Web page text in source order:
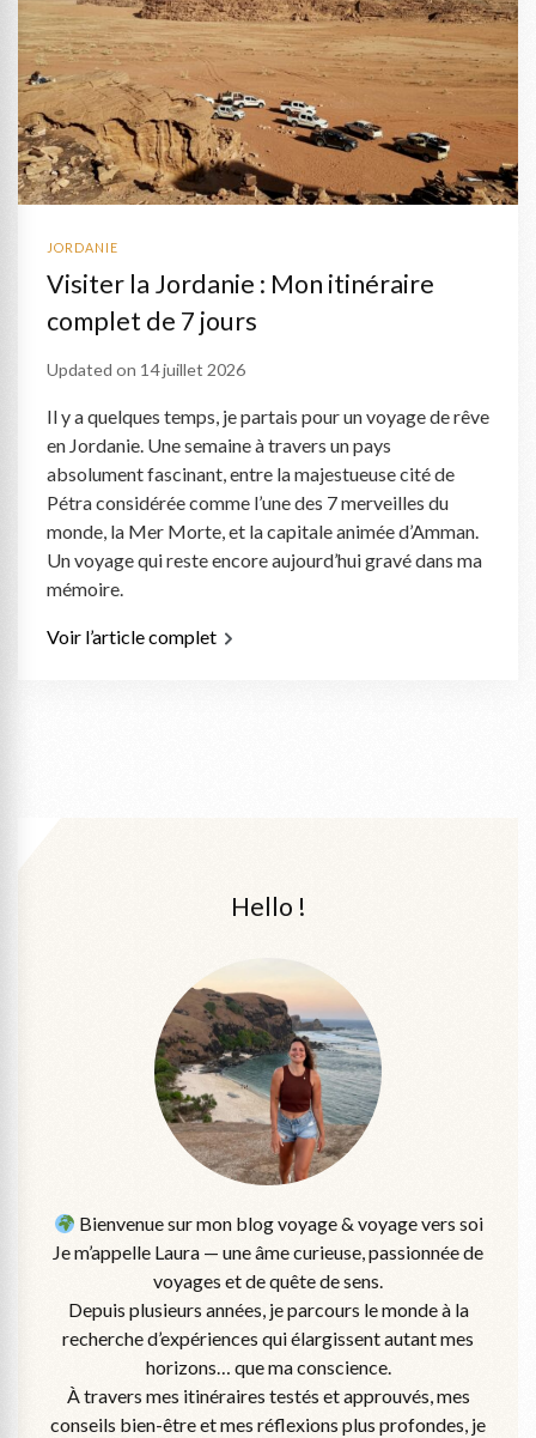
JORDANIE
Visiter la Jordanie : Mon itinéraire
complet de 7 jours
Updated on 14 juillet 2026
Il y a quelques temps, je partais pour un voyage de rêve
en Jordanie. Une semaine à travers un pays
absolument fascinant, entre la majestueuse cité de
Pétra considérée comme l’une des 7 merveilles du
monde, la Mer Morte, et la capitale animée d’Amman.
Un voyage qui reste encore aujourd’hui gravé dans ma
mémoire.
Voir l’article complet
Hello !
Bienvenue sur mon blog voyage & voyage vers soi
Je m’appelle Laura — une âme curieuse, passionnée de
voyages et de quête de sens.
Depuis plusieurs années, je parcours le monde à la
recherche d’expériences qui élargissent autant mes
horizons… que ma conscience.
À travers mes itinéraires testés et approuvés, mes
conseils bien-être et mes réflexions plus profondes, je